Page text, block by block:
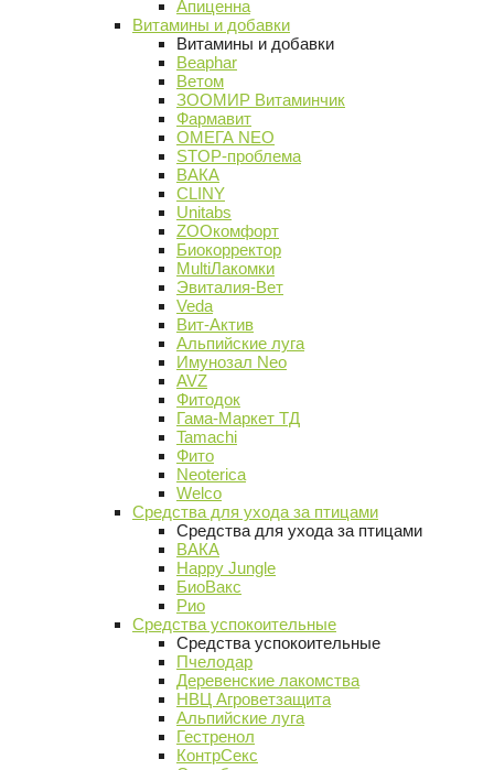
Апиценна
Витамины и добавки
Витамины и добавки
Beaphar
Ветом
ЗООМИР Витаминчик
Фармавит
ОМЕГА NEO
STOP-проблема
ВАКА
CLINY
Unitabs
ZOOкомфорт
Биокорректор
MultiЛакомки
Эвиталия-Вет
Veda
Вит-Актив
Альпийские луга
Имунозал Neo
AVZ
Фитодок
Гама-Маркет ТД
Tamachi
Фито
Neoterica
Welco
Средства для ухода за птицами
Средства для ухода за птицами
ВАКА
Happy Jungle
БиоВакс
Рио
Средства успокоительные
Средства успокоительные
Пчелодар
Деревенские лакомства
НВЦ Агроветзащита
Альпийские луга
Гестренол
КонтрСекс